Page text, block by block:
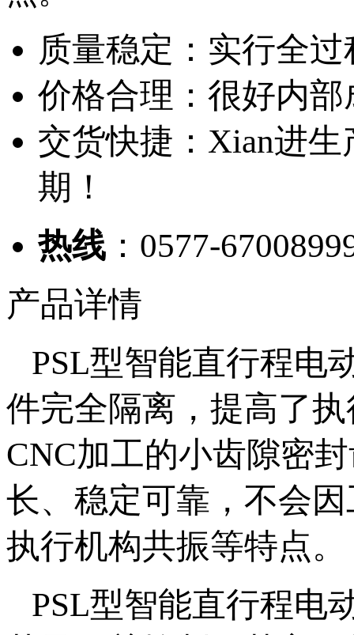
质量稳定：实行全
价格合理：很好内
交货快捷：Xian进
期！
热线 ：0577-
产品详情
PSL型智能直行程电
件完全隔离，提高了
CNC加工的小齿隙密
长、稳定可靠，不会
执行机构共振等特点。
PSL型智能直行程电